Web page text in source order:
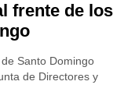
frente de los
Santo Domingo
de Directores y